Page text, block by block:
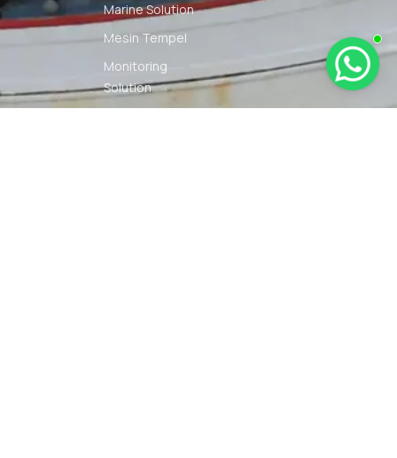
Marine Solution
Mesin Tempel
Monitoring
Solution